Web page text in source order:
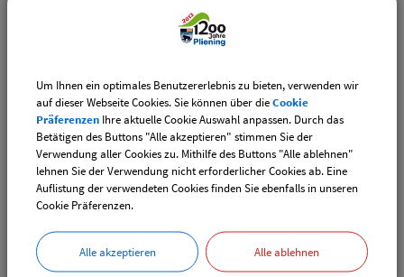
Vereinsangebote speziell für junge Leute
Downloads
Den gewählten Termin als VCS-Kalenderdatei
downloaden
Den gewählten Termin als iCal-Kalenderdatei
Um Ihnen ein optimales Benutzererlebnis zu bieten, verwenden wir
auf dieser Webseite Cookies. Sie können über dieCookie
Präferenzen Ihre aktuelle Cookie Auswahl anpassen. Durch das
Betätigen des Buttons "Alle akzeptieren" stimmen Sie der
Verwendung aller Cookies zu. Mithilfe des Buttons "Alle ablehnen"
lehnen Sie der Verwendung nicht erforderlicher Cookies ab. Eine
Auflistung der verwendeten Cookies finden Sie ebenfalls in unseren
Cookie Präferenzen.
Alle akzeptieren Alle ablehnen